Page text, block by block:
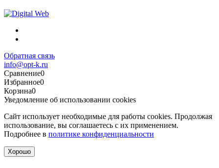
Обратная связь
info@opt-k.ru
Сравнение0
Избранное0
Корзина0
Уведомление об использовании cookies
Сайт использует необходимые для работы cookies. Продолжая
использование, вы соглашаетесь с их применением.
Подробнее в политике конфиденциальности
Хорошо